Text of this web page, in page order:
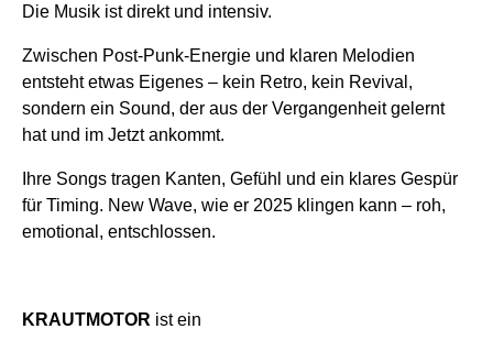
Die Musik ist direkt und intensiv.
Zwischen Post-Punk-Energie und klaren Melodien
entsteht etwas Eigenes – kein Retro, kein Revival,
sondern ein Sound, der aus der Vergangenheit gelernt
hat und im Jetzt ankommt.
Ihre Songs tragen Kanten, Gefühl und ein klares Gespür
für Timing. New Wave, wie er 2025 klingen kann – roh,
emotional, entschlossen.
KRAUTMOTOR ist ein